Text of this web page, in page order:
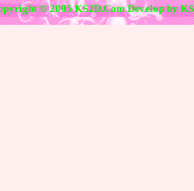
© 2005 KS2D.Com Develop by